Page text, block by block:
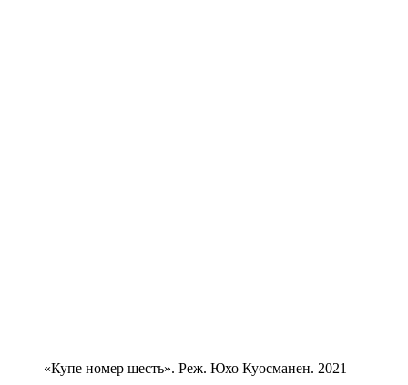
«Купе номер шесть». Реж. Юхо Куосманен. 2021